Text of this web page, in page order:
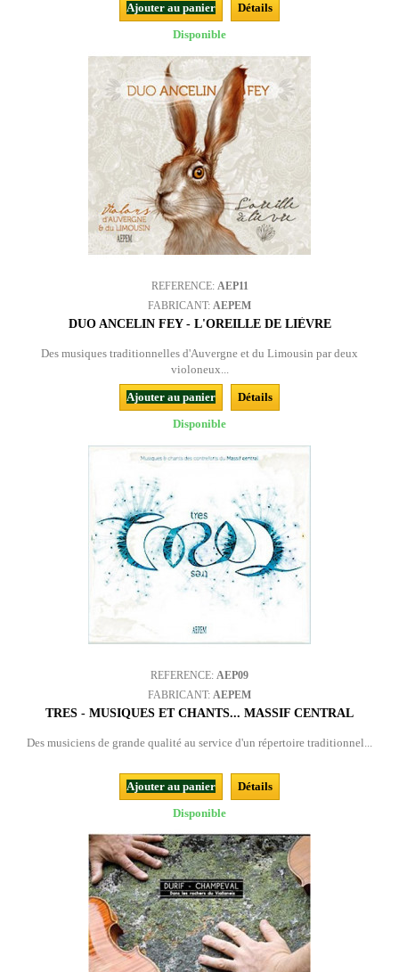
Ajouter au panier
Détails
Disponible
REFERENCE: AEP11
FABRICANT: AEPEM
DUO ANCELIN FEY - L'OREILLE DE LIÈVRE
Des musiques traditionnelles d'Auvergne et du Limousin par deux
violoneux...
Ajouter au panier
Détails
Disponible
REFERENCE: AEP09
FABRICANT: AEPEM
TRES - MUSIQUES ET CHANTS... MASSIF CENTRAL
Des musiciens de grande qualité au service d'un répertoire traditionnel...
Ajouter au panier
Détails
Disponible